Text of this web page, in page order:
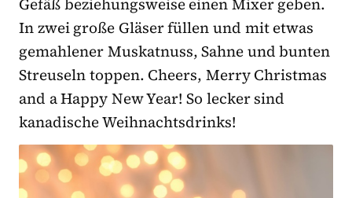
In zwei große Gläser füllen und mit etwas
gemahlener Muskatnuss, Sahne und bunten
Streuseln toppen. Cheers, Merry Christmas
and a Happy New Year! So lecker sind
kanadische Weihnachtsdrinks!